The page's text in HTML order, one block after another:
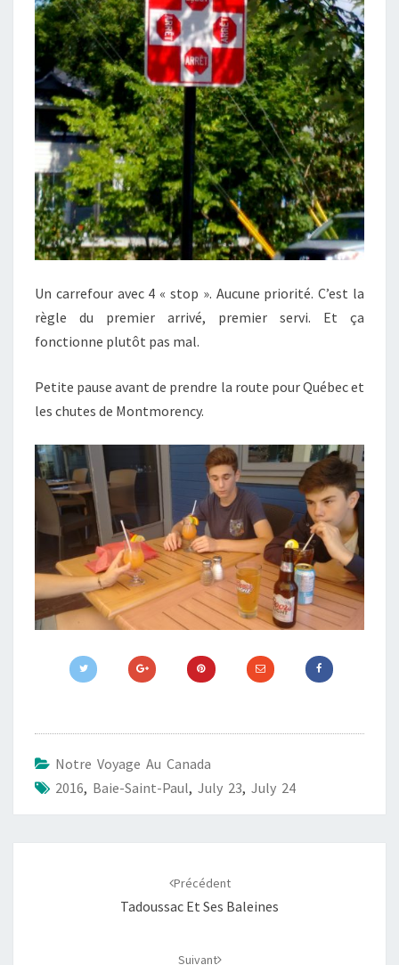
Un carrefour avec 4 « stop ». Aucune priorité. C’est la
règle du premier arrivé, premier servi. Et ça
fonctionne plutôt pas mal.
Petite pause avant de prendre la route pour Québec et
les chutes de Montmorency.
Notre Voyage Au Canada
2016, Baie-Saint-Paul, July 23, July 24
Précédent
Tadoussac Et Ses Baleines
Suivant